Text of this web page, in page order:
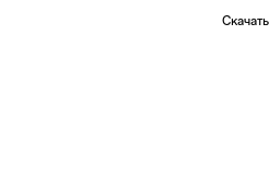
Скачать